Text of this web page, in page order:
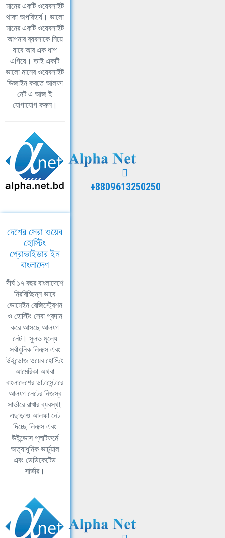
মানের একটি ওয়েবসাইট
থাকা অপরিহার্য। ভালো
মানের একটি ওয়েবসাইট
আপনার ব্যবসাকে নিয়ে
যাবে আর এক ধাপ
এগিয়ে। তাই একটি
ভালো মানের ওয়েবসাইট
ডিজাইন করতে আলফা
নেট এ আজ ই
যোগাযোগ করুন।
+8809613250250
দেশের সেরা ওয়েব
হোস্টিং
প্রোভাইডার ইন
বাংলাদেশ
দীর্ঘ ১৭ বছর বাংলাদেশে
নিরবিচ্ছিন্ন ভাবে
ডোমেইন রেজিস্ট্রেশন
ও হোস্টিং সেবা প্রদান
করে আসছে আলফা
নেট। সুলভ মূল্যে
সর্বাধুনিক লিনাক্স এবং
উইন্ডোজ ওয়েব হোস্টিং
আমেরিকা অথবা
বাংলাদেশের ডাটাসেন্টারে
আলফা নেটের নিজস্ব
সার্ভারে রাখার ব্যবস্থা,
এছাড়াও আলফা নেট
দিচ্ছে লিনাক্স এবং
উইন্ডোস প্লাটফর্মে
অত্যাধুনিক ভার্চুয়াল
এবং ডেডিকেটেড
সার্ভার।